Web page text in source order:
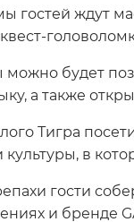
гостей ждут
будет
а также
Тигра
культуры, в
гости
и бренде